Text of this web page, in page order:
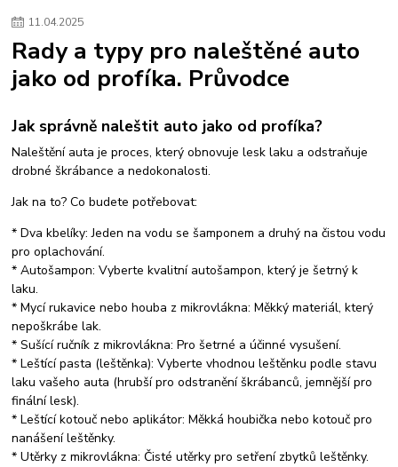
#tuning motoru
úprava tdi 81kw
jak zvýšit výkon u nafty
sportovní filtr 1.9 tdi
chip tuning octavia 1.9 tdi
Focus RS MK3 tuning
Focus RS Stage 2
úprava 2.3 EcoBoost
11.04.2025
Rady a typy pro naleštěné auto
jako od profíka. Průvodce
Jak správně naleštit auto jako od profíka?
Naleštění auta je proces, který obnovuje lesk laku a odstraňuje
drobné škrábance a nedokonalosti.
Jak na to? Co budete potřebovat:
* Dva kbelíky: Jeden na vodu se šamponem a druhý na čistou vodu
pro oplachování.
* Autošampon: Vyberte kvalitní autošampon, který je šetrný k
laku.
* Mycí rukavice nebo houba z mikrovlákna: Měkký materiál, který
nepoškrábe lak.
* Sušící ručník z mikrovlákna: Pro šetrné a účinné vysušení.
* Leštící pasta (leštěnka): Vyberte vhodnou leštěnku podle stavu
laku vašeho auta (hrubší pro odstranění škrábanců, jemnější pro
finální lesk).
* Leštící kotouč nebo aplikátor: Měkká houbička nebo kotouč pro
nanášení leštěnky.
* Utěrky z mikrovlákna: Čisté utěrky pro setření zbytků leštěnky.